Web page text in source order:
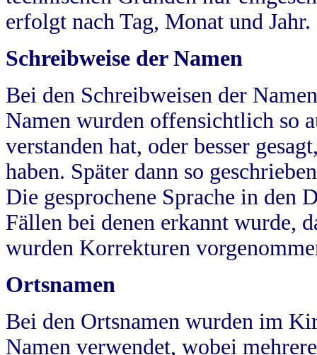
erfolgt nach Tag, Monat und Jahr.
Schreibweise der Namen
Bei den Schreibweisen der
Namen wurden offensichtlich so
verstanden hat, oder besser
haben. Später dann so
Die gesprochene Sprache in
Fällen bei denen erkannt wurde,
wurden Korrekturen
Ortsnamen
Bei den Ortsnamen wurden im
Namen verwendet, wobei